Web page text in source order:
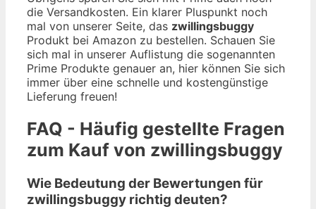
die Versandkosten. Ein klarer Pluspunkt noch
mal von unserer Seite, das zwillingsbuggy
Produkt bei Amazon zu bestellen. Schauen Sie
sich mal in unserer Auflistung die sogenannten
Prime Produkte genauer an, hier können Sie sich
immer über eine schnelle und kostengünstige
Lieferung freuen!
FAQ - Häufig gestellte Fragen
zum Kauf von zwillingsbuggy
Wie Bedeutung der Bewertungen für
zwillingsbuggy richtig deuten?